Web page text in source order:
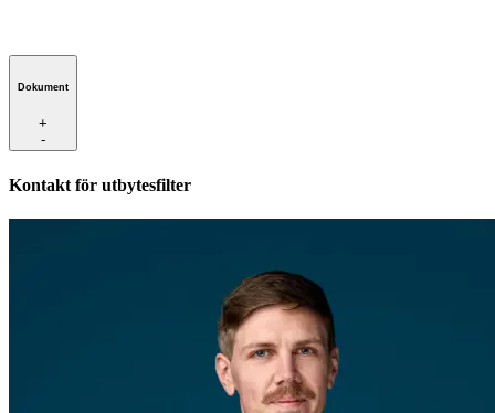
Dokument
+
-
Kontakt för utbytesfilter